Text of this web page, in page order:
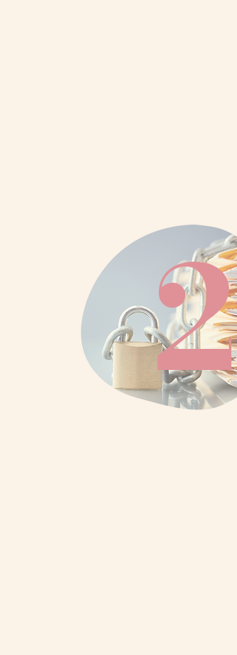
2